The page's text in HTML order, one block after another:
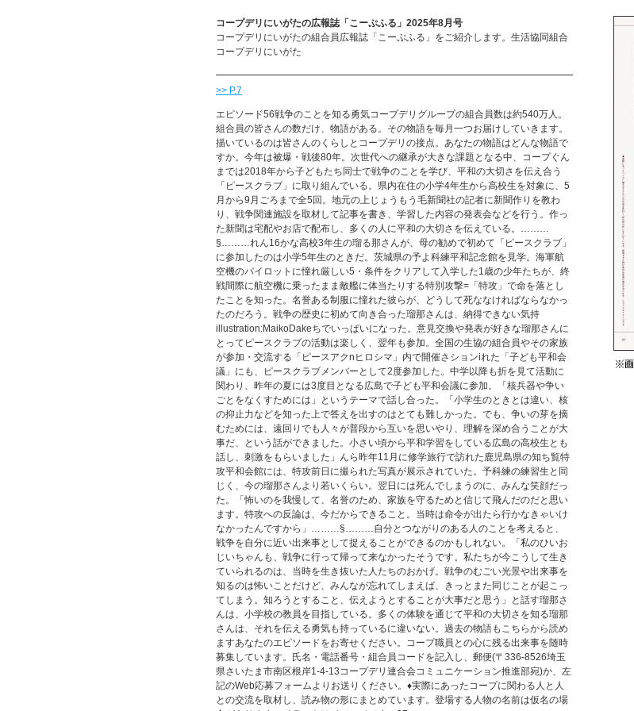
コープデリにいがたの広報誌「こーぷふる」2025年8月号
コープデリにいがたの組合員広報誌「こーぷふる」をご紹介します。生活協同組合
コープデリにいがた
>> P.7
エピソード56戦争のことを知る勇気コープデリグループの組合員数は約540万人。
組合員の皆さんの数だけ、物語がある。その物語を毎月一つお届けしていきます。
描いているのは皆さんのくらしとコープデリの接点。あなたの物語はどんな物語で
すか。今年は被爆・戦後80年。次世代への継承が大きな課題となる中、コープぐん
までは2018年から子どもたち同士で戦争のことを学び、平和の大切さを伝え合う
「ピースクラブ」に取り組んでいる。県内在住の小学4年生から高校生を対象に、5
月から9月ごろまで全5回。地元の上じょうもう毛新聞社の記者に新聞作りを教わ
り、戦争関連施設を取材して記事を書き、学習した内容の発表会などを行う。作っ
た新聞は宅配やお店で配布し、多くの人に平和の大切さを伝えている。………
§………れん16かな高校3年生の瑠る那さんが、母の勧めで初めて「ピースクラブ」
に参加したのは小学5年生のときだ。茨城県の予よ科練平和記念館を見学。海軍航
空機のパイロットに憧れ厳しい5・条件をクリアして入学した1歳の少年たちが、終
戦間際に航空機に乗ったまま敵艦に体当たりする特別攻撃=「特攻」で命を落とし
たことを知った。名誉ある制服に憧れた彼らが、どうして死ななければならなかっ
たのだろう。戦争の歴史に初めて向き合った瑠那さんは、納得できない気持
illustration:MaikoDakeちでいっぱいになった。意見交換や発表が好きな瑠那さんに
とってピースクラブの活動は楽しく、翌年も参加。全国の生協の組合員やその家族
が参加・交流する「ピースアクnヒロシマ」内で開催さションiれた「子ども平和会
議」にも、ピースクラブメンバーとして2度参加した。中学以降も折を見て活動に
関わり、昨年の夏には3度目となる広島で子ども平和会議に参加。「核兵器や争い
ごとをなくすためには」というテーマで話し合った。「小学生のときとは違い、核
の抑止力などを知った上で答えを出すのはとても難しかった。でも、争いの芽を摘
むためには、遠回りでも人々が普段から互いを思いやり、理解を深め合うことが大
事だ、という話ができました。小さい頃から平和学習をしている広島の高校生とも
話し、刺激をもらいました」んら昨年11月に修学旅行で訪れた鹿児島県の知ち覧特
攻平和会館には、特攻前日に撮られた写真が展示されていた。予科練の練習生と同
じく、今の瑠那さんより若いくらい。翌日には死んでしまうのに、みんな笑顔だっ
た。「怖いのを我慢して、名誉のため、家族を守るためと信じて飛んだのだと思い
ます。特攻への反論は、今だからできること。当時は命令が出たら行かなきゃいけ
なかったんですから」………§………自分とつながりのある人のことを考えると、
戦争を自分に近い出来事として捉えることができるのかもしれない。「私のひいお
じいちゃんも、戦争に行って帰って来なかったそうです。私たちが今こうして生き
ていられるのは、当時を生き抜いた人たちのおかげ。戦争のむごい光景や出来事を
知るのは怖いことだけど、みんなが忘れてしまえば、きっとまた同じことが起こっ
てしまう。知ろうとすること、伝えようとすることが大事だと思う」と話す瑠那さ
んは、小学校の教員を目指している。多くの体験を通じて平和の大切さを知る瑠那
さんは、それを伝える勇気も持っているに違いない。過去の物語もこちらから読め
ますあなたのエピソードをお寄せください。コープ職員との心に残る出来事を随時
募集しています。氏名・電話番号・組合員コードを記入し、郵便(〒336-8526埼玉
県さいたま市南区根岸1-4-13コープデリ連合会コミュニケーション推進部宛)か、左
記のWeb応募フォームよりお送りください。♦実際にあったコープに関わる人と人
との交流を取材し、読み物の形にまとめています。登場する人物の名前は仮名の場